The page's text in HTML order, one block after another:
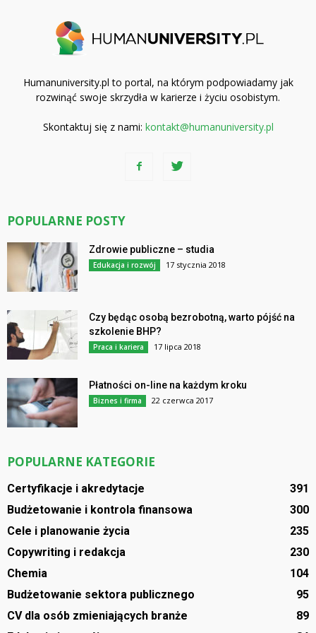
Humanuniversity.pl to portal, na którym podpowiadamy jak
rozwinąć swoje skrzydła w karierze i życiu osobistym.
Skontaktuj się z nami: kontakt@humanuniversity.pl
POPULARNE POSTY
Zdrowie publiczne – studia
Edukacja i rozwój 17 stycznia 2018
Czy będąc osobą bezrobotną, warto pójść na
szkolenie BHP?
Praca i kariera 17 lipca 2018
Płatności on-line na każdym kroku
Biznes i firma 22 czerwca 2017
POPULARNE KATEGORIE
Certyfikacje i akredytacje
391
Budżetowanie i kontrola finansowa
300
Cele i planowanie życia
235
Copywriting i redakcja
230
Chemia
104
Budżetowanie sektora publicznego
95
CV dla osób zmieniających branże
89